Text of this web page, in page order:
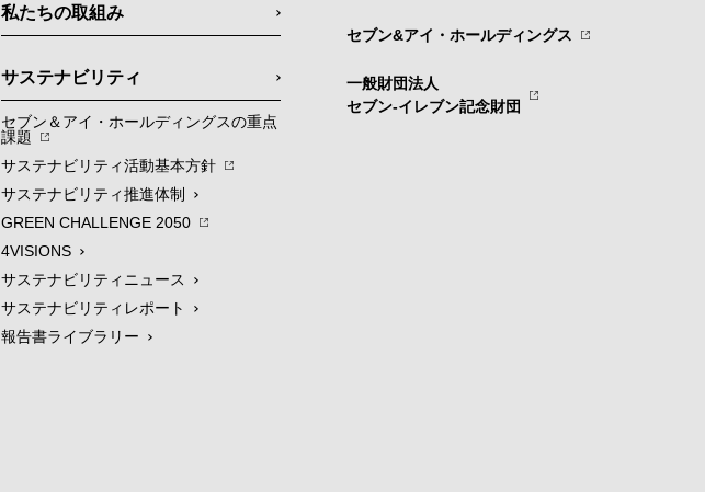
私たちの取組み
サステナビリティ
セブン＆アイ・ホールディングスの重点
課題
サステナビリティ活動基本方針
サステナビリティ推進体制
GREEN CHALLENGE 2050
4VISIONS
サステナビリティニュース
サステナビリティレポート
報告書ライブラリー
セブン&アイ・ホールディングス
一般財団法人
セブン-イレブン記念財団